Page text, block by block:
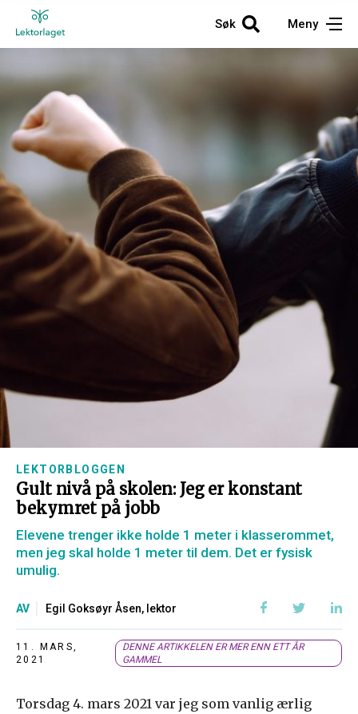
Søk Meny
LEKTORBLOGGEN
Gult nivå på skolen: Jeg er konstant
bekymret på jobb
Elevene trenger ikke holde 1 meter i klasserommet,
men jeg skal holde 1 meter til dem. Det er fysisk
umulig.
AV Egil Goksøyr Åsen, lektor
11. MARS,
2021
DENNE ARTIKKELEN ER MER ENN ETT ÅR
GAMMEL
Torsdag 4. mars 2021 var jeg som vanlig ærlig